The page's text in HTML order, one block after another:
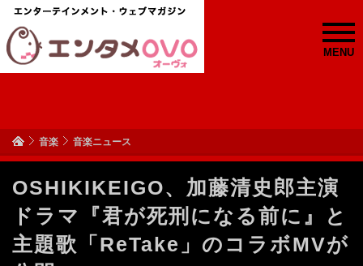
MENU
音楽 音楽ニュース
OSHIKIKEIGO、加藤清史郎主演
ドラマ『君が死刑になる前に』と
主題歌「ReTake」のコラボMVが